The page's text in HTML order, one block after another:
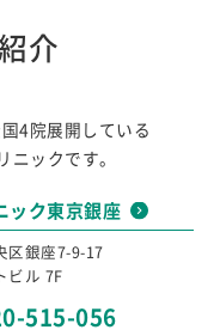
介
4院展開している
ニックです。
ック東京銀座
区銀座7-9-17
ビル 7F
515-056